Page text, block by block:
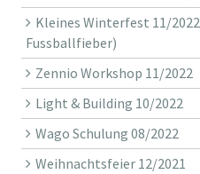
Kleines Winterfest 11/
Fussballfieber)
Zennio Workshop 11/2022
Light & Building 10/2022
Wago Schulung 08/2022
Weihnachtsfeier 12/2021